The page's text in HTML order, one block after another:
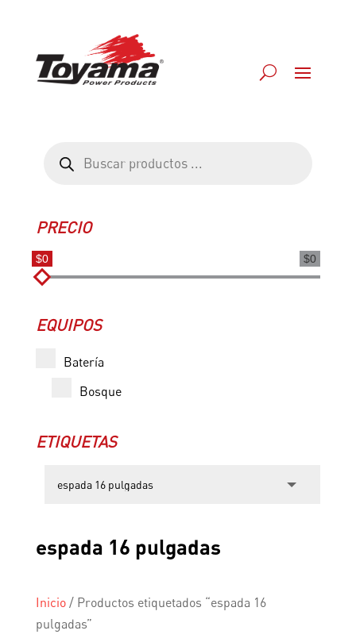
productos
PRECIO
$0
$0
EQUIPOS
Batería
Bosque
ETIQUETAS
espada 16 pulgadas
Inicio/ Productos etiquetados “espada 16
pulgadas”